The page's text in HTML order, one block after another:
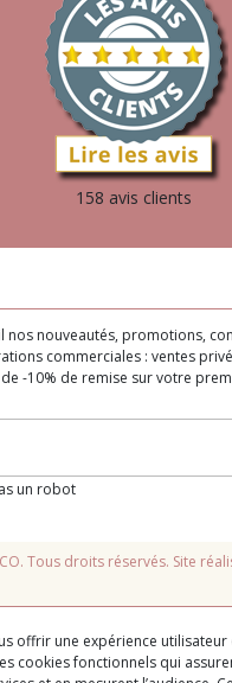
158 avis clients
nos nouveautés, promotions,
commerciales : ventes
-10% de remise sur votre
un robot
Tous droits réservés. Site
offrir une expérience
cookies fonctionnels qui